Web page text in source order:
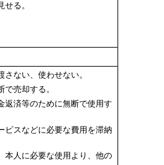
る。
さない、使わせない。
売却する。
返済等のために無断で使用す
ビスなどに必要な費用を滞納
本人に必要な使用より、他の